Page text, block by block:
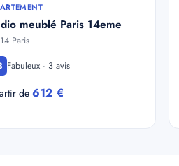
meublé Paris 14eme
Paris
Fabuleux · 3 avis
de612 €